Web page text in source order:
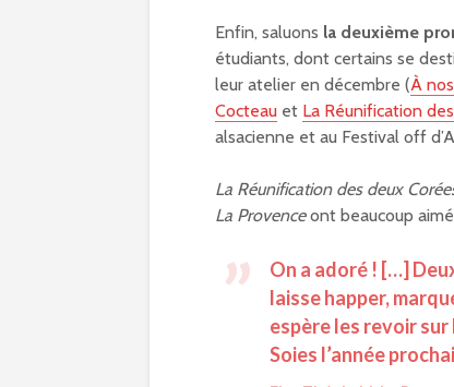
Enfin, saluons la deuxième
étudiants, dont certains se
leur atelier en décembre (À
Cocteau et La Réunification
alsacienne et au Festival off
La Réunification des deux
La Provenceont beaucoup
On a adoré ! […]
laisse happer,
espère les revoir
Soies l’année